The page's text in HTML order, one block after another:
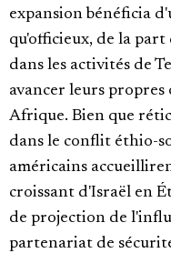
expansion bénéficia
qu'officieux, de la
dans les activités de
avancer leurs
Afrique. Bien que
dans le conflit éthio-
américains
croissant d'Israël en
de projection de
partenariat de